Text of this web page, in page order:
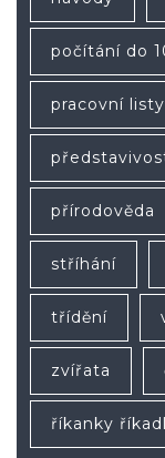
počítání do
pracovní
přírodověda
stříhání
třídění
zvířata
říkanky